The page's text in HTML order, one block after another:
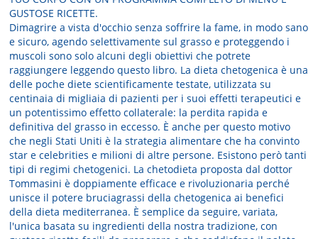
GUSTOSE RICETTE.
Dimagrire a vista d'occhio senza soffrire la fame, in modo sano
e sicuro, agendo selettivamente sul grasso e proteggendo i
muscoli sono solo alcuni degli obiettivi che potrete
raggiungere leggendo questo libro. La dieta chetogenica è una
delle poche diete scientificamente testate, utilizzata su
centinaia di migliaia di pazienti per i suoi effetti terapeutici e
un potentissimo effetto collaterale: la perdita rapida e
definitiva del grasso in eccesso. È anche per questo motivo
che negli Stati Uniti è la strategia alimentare che ha convinto
star e celebrities e milioni di altre persone. Esistono però tanti
tipi di regimi chetogenici. La chetodieta proposta dal dottor
Tommasini è doppiamente efficace e rivoluzionaria perché
unisce il potere bruciagrassi della chetogenica ai benefici
della dieta mediterranea. È semplice da seguire, variata,
l'unica basata su ingredienti della nostra tradizione, con